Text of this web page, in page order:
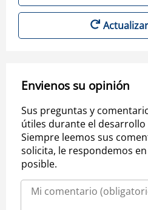
Envienos su opinión
Sus preguntas y
útiles durante el desarrollo
Siempre leemos sus
solicita, le respondemos
posible.